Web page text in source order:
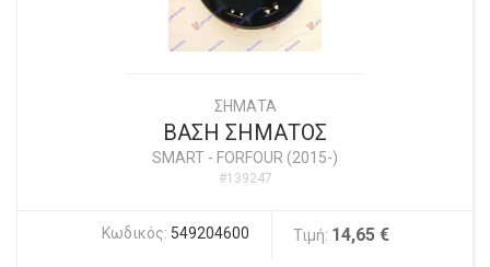
ΣΗΜΑΤΑ
ΒΑΣΗ ΣΗΜΑΤΟΣ
SMART - FORFOUR (2015-)
#139247
Κωδικός: 549204600 Τιμή: 14,65 €